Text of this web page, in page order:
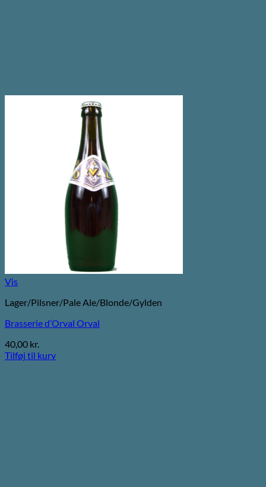
Vis
Lager/Pilsner/Pale Ale/Blonde/Gylden
Brasserie d’Orval Orval
40,00 kr.
Tilføj til kurv